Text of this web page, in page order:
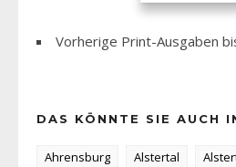
Vorherige Print-Ausgaben
DAS KÖNNTE SIE AUCH
Ahrensburg Alstertal